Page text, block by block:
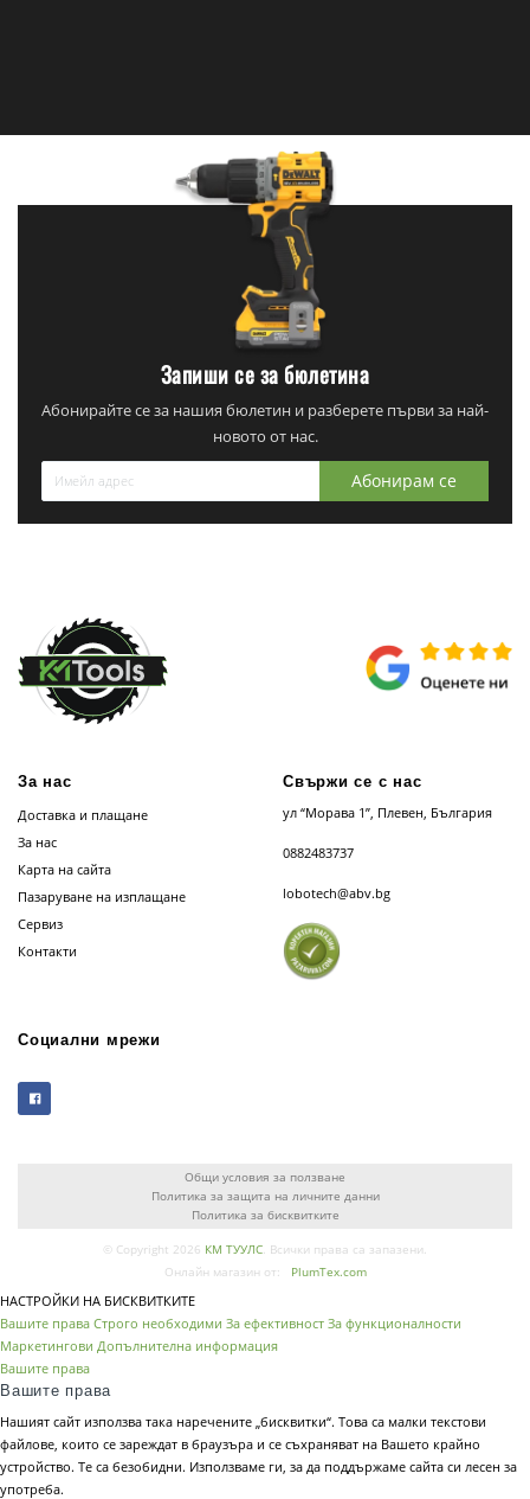
Запиши се за бюлетина
Абонирайте се за нашия бюлетин и разберете първи за най-
новото от нас.
Абонирам се
За нас
Доставка и плащане
За нас
Карта на сайта
Пазаруване на изплащане
Сервиз
Контакти
Свържи се с нас
ул “Морава 1”, Плевен, България
0882483737
lobotech@abv.bg
Социални мрежи
Общи условия за ползване
Политика за защита на личните данни
Политика за бисквитките
© Copyright 2026 КМ ТУУЛС . Всички права са запазени.
Онлайн магазин от:
PlumTex.com
НАСТРОЙКИ НА БИСКВИТКИТЕ
Вашите права Строго необходими За ефективност За функционалности
Маркетингови Допълнителна информация
Вашите права
Вашите права
Нашият сайт използва така наречените „бисквитки“. Това са малки текстови
файлове, които се зареждат в браузъра и се съхраняват на Вашето крайно
устройство. Те са безобидни. Използваме ги, за да поддържаме сайта си лесен за
употреба.